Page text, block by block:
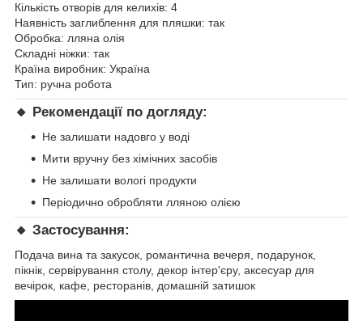
Кількість отворів для келихів: 4
Наявність заглиблення для пляшки: так
Обробка: лляна олія
Складні ніжки: так
Країна виробник: Україна
Тип: ручна робота
🔸 Рекомендації по догляду:
Не залишати надовго у воді
Мити вручну без хімічних засобів
Не залишати вологі продукти
Періодично обробляти лляною олією
🔸 Застосування:
Подача вина та закусок, романтична вечеря, подарунок,
пікнік, сервірування столу, декор інтер'єру, аксесуар для
вечірок, кафе, ресторанів, домашній затишок